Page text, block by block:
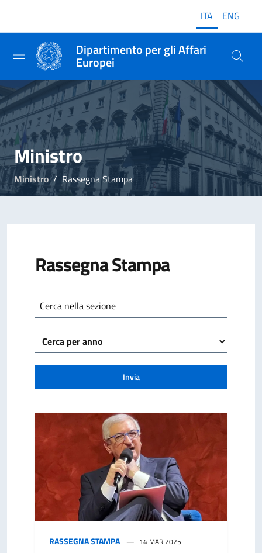
ITA ENG
Dipartimento per gli Affari
Europei
Ministro
Ministro Rassegna Stampa
Rassegna Stampa
Cerca nella sezione
Invia
RASSEGNA STAMPA 14 MAR 2025